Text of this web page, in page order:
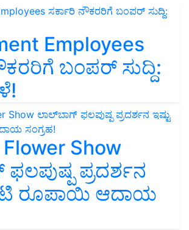
Employees
ಬಂಪರ್‌ ಸುದ್ದಿ:
Show
ಪ್ರದರ್ಶನ
ರೂಪಾಯಿ ಆದಾಯ